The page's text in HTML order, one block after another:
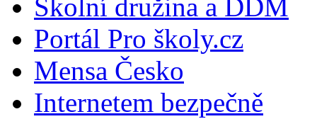
Školní družina a DDM
Portál Pro školy.cz
Mensa Česko
Internetem bezpečně